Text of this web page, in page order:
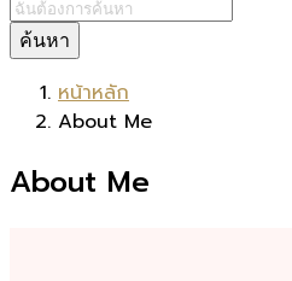
ค้นหา
หน้าหลัก
About Me
About Me